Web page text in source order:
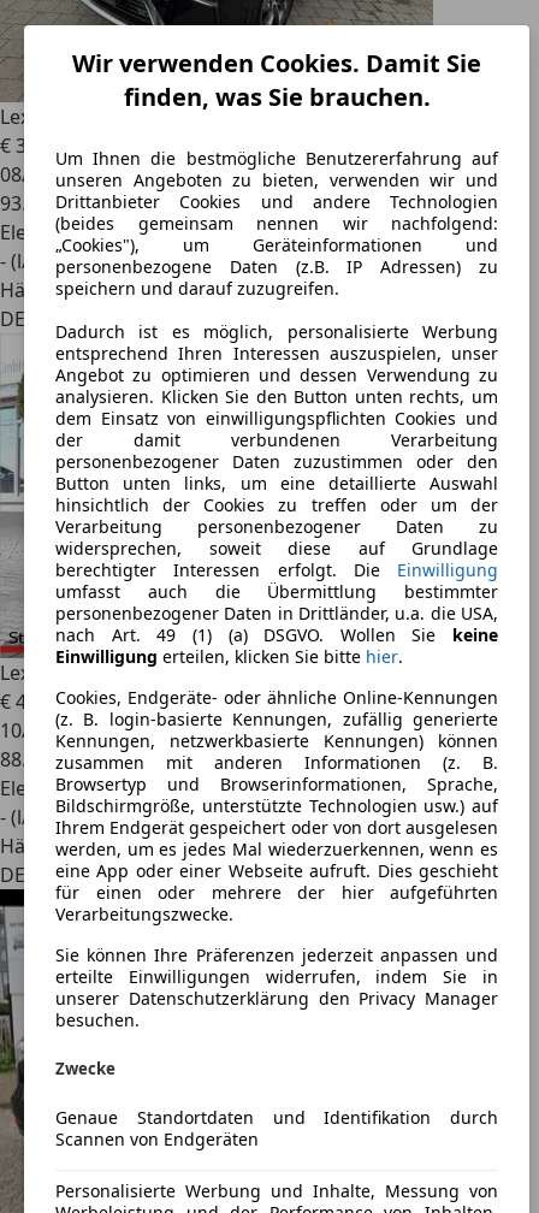
Wir verwenden Cookies. Damit Sie
finden, was Sie brauchen.
Um Ihnen die bestmögliche Benutzererfahrung auf
unseren Angeboten zu bieten, verwenden wir und
Drittanbieter Cookies und andere Technologien
(beides gemeinsam nennen wir nachfolgend:
„Cookies"), um Geräteinformationen und
personenbezogene Daten (z.B. IP Adressen) zu
speichern und darauf zuzugreifen.
Dadurch ist es möglich, personalisierte Werbung
entsprechend Ihren Interessen auszuspielen, unser
Angebot zu optimieren und dessen Verwendung zu
analysieren. Klicken Sie den Button unten rechts, um
dem Einsatz von einwilligungspflichten Cookies und
der damit verbundenen Verarbeitung
personenbezogener Daten zuzustimmen oder den
Button unten links, um eine detaillierte Auswahl
hinsichtlich der Cookies zu treffen oder um der
Verarbeitung personenbezogener Daten zu
widersprechen, soweit diese auf Grundlage
berechtigter Interessen erfolgt. Die Einwilligung
umfasst auch die Übermittlung bestimmter
personenbezogener Daten in Drittländer, u.a. die USA,
nach Art. 49 (1) (a) DSGVO. Wollen Sie keine
Einwilligung erteilen, klicken Sie bitte hier.
Cookies, Endgeräte- oder ähnliche Online-Kennungen
(z. B. login-basierte Kennungen, zufällig generierte
Kennungen, netzwerkbasierte Kennungen) können
zusammen mit anderen Informationen (z. B.
Browsertyp und Browserinformationen, Sprache,
Bildschirmgröße, unterstützte Technologien usw.) auf
Ihrem Endgerät gespeichert oder von dort ausgelesen
werden, um es jedes Mal wiederzuerkennen, wenn es
eine App oder einer Webseite aufruft. Dies geschieht
für einen oder mehrere der hier aufgeführten
Verarbeitungszwecke.
Sie können Ihre Präferenzen jederzeit anpassen und
erteilte Einwilligungen widerrufen, indem Sie in
unserer Datenschutzerklärung den Privacy Manager
besuchen.
Zwecke
Genaue Standortdaten und Identifikation durch
Scannen von Endgeräten
Personalisierte Werbung und Inhalte, Messung von
Lexus RX 450h
/Panorama/Kamera
€ 33.950
08/2017
93.930 km
Elektro/Benzin
- (l/100 km)
Händler
DE 81243
Lexus RX 450h
€ 42.9901
10/2022
88.453 km
Elektro/Benzin
- (l/100 km)
Händler
DE 39576